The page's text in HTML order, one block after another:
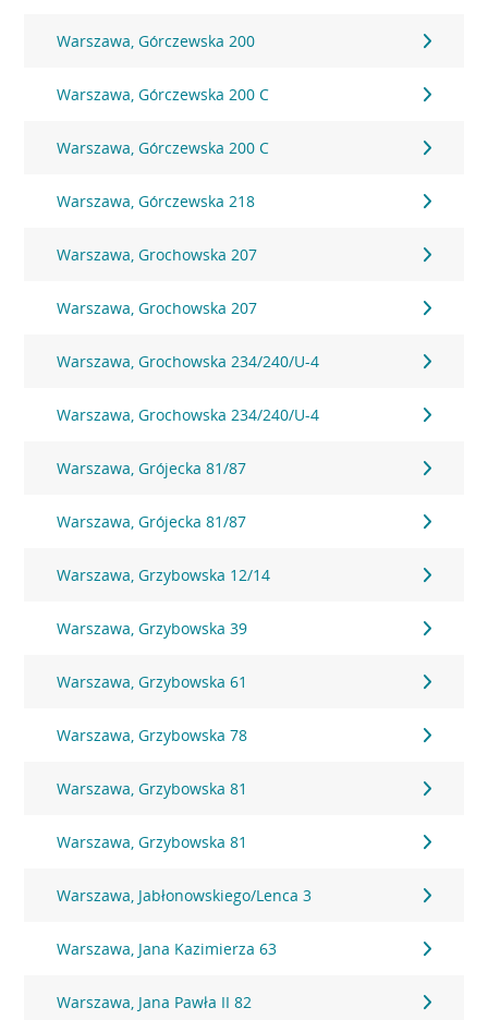
Warszawa, Górczewska 200
Warszawa, Górczewska 200 C
Warszawa, Górczewska 200 C
Warszawa, Górczewska 218
Warszawa, Grochowska 207
Warszawa, Grochowska 207
Warszawa, Grochowska 234/240/U-4
Warszawa, Grochowska 234/240/U-4
Warszawa, Grójecka 81/87
Warszawa, Grójecka 81/87
Warszawa, Grzybowska 12/14
Warszawa, Grzybowska 39
Warszawa, Grzybowska 61
Warszawa, Grzybowska 78
Warszawa, Grzybowska 81
Warszawa, Grzybowska 81
Warszawa, Jabłonowskiego/Lenca 3
Warszawa, Jana Kazimierza 63
Warszawa, Jana Pawła II 82